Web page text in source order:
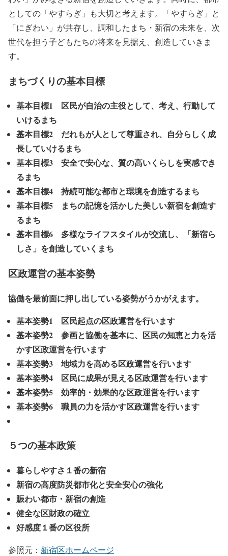
としての「やすらぎ」も大切と考えます。「やすらぎ」と
「にぎわい」が共存し、調和したまち・新宿の未来を、次
世代を担う子どもたちの将来を見据え、創造していきま
す。
まちづくりの基本目標
基本目標1 区民が自治の主役として、考え、行動して
いけるまち
基本目標2 だれもが人として尊重され、自分らしく成
長していけるまち
基本目標3 安全で安心な、質の高いくらしを実感でき
るまち
基本目標4 持続可能な都市と環境を創造するまち
基本目標5 まちの記憶を活かした美しい新宿を創造す
るまち
基本目標6 多様なライフスタイルが交流し、「新宿ら
しさ」を創造していくまち
区政運営の基本姿勢
協働を最前面に押し出している姿勢がうかがえます。
基本姿勢1 区民起点の区政運営を行います
基本姿勢2 参画と協働を基本に、 区民の知恵と力を活
かす区政運営を行います
基本姿勢3 地域力を高める区政運営を行います
基本姿勢4 区民に成果が見える区政運営を行います
基本姿勢5 効率的・効果的な区政運営を行います
基本姿勢6 職員の力を活かす区政運営を行います
５つの基本政策
暮らしやすさ１番の新宿
新宿の高度防災都市化と安全安心の強化
賑わい都市・新宿の創造
健全な区財政の確立
好感度１番の区役所
参照元： 新宿区ホームページ